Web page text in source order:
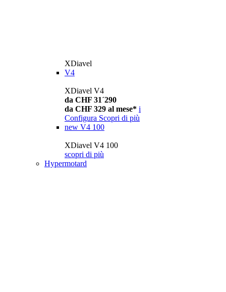
XDiavel
V4
XDiavel V4
da CHF 31´290
da CHF 329 al mese* i
Configura Scopri di più
new V4 100
XDiavel V4 100
scopri di più
Hypermotard